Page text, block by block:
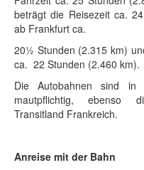
beträgt die Reisezeit ca.
ab Frankfurt ca.
20½ Stunden (2.315 km)
ca. 22 Stunden (2.460 km).
Die Autobahnen sind in
mautpflichtig, ebenso
Transitland Frankreich.
Anreise mit der Bahn